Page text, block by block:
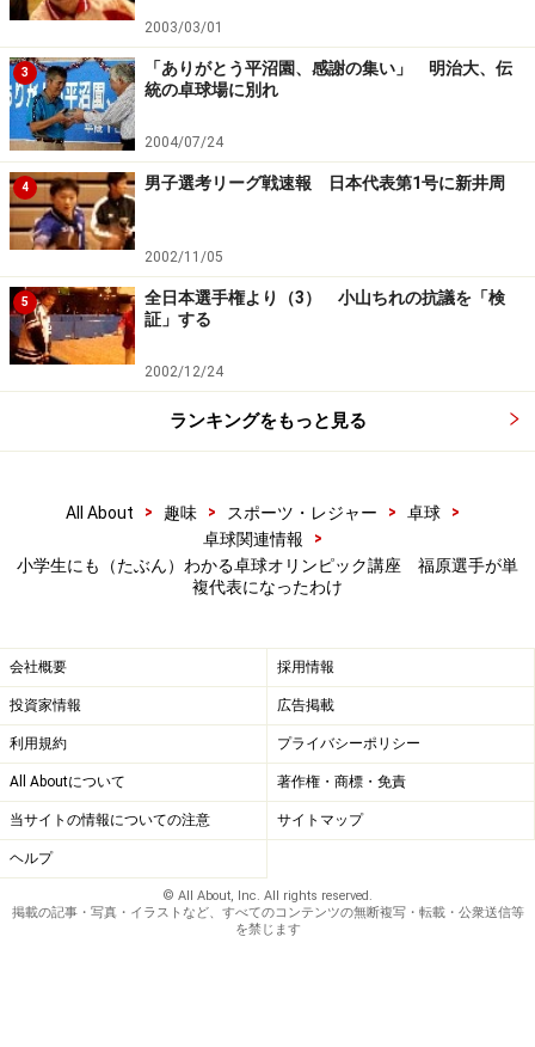
2003/03/01
3
「ありがとう平沼園、感謝の集い」 明治大、伝
統の卓球場に別れ
2004/07/24
4 男子選考リーグ戦速報 日本代表第1号に新井周
2002/11/05
5
全日本選手権より（3） 小山ちれの抗議を「検
証」する
2002/12/24
ランキングをもっと見る
All About > 趣味 > スポーツ・レジャー > 卓球
>
卓球関連情報
>
小学生にも（たぶん）わかる卓球オリンピック講座 福原選手が単
複代表になったわけ
会社概要 採用情報
投資家情報 広告掲載
利用規約 プライバシーポリシー
All Aboutについて 著作権・商標・免責
当サイトの情報についての注意 サイトマップ
ヘルプ
© All About, Inc. All rights reserved.
掲載の記事・写真・イラストなど、すべてのコンテンツの無断複写・転載・公衆送信等
を禁じます